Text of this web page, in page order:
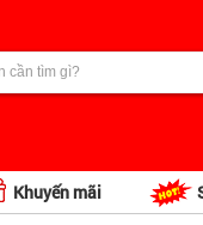
Khuyến mãi